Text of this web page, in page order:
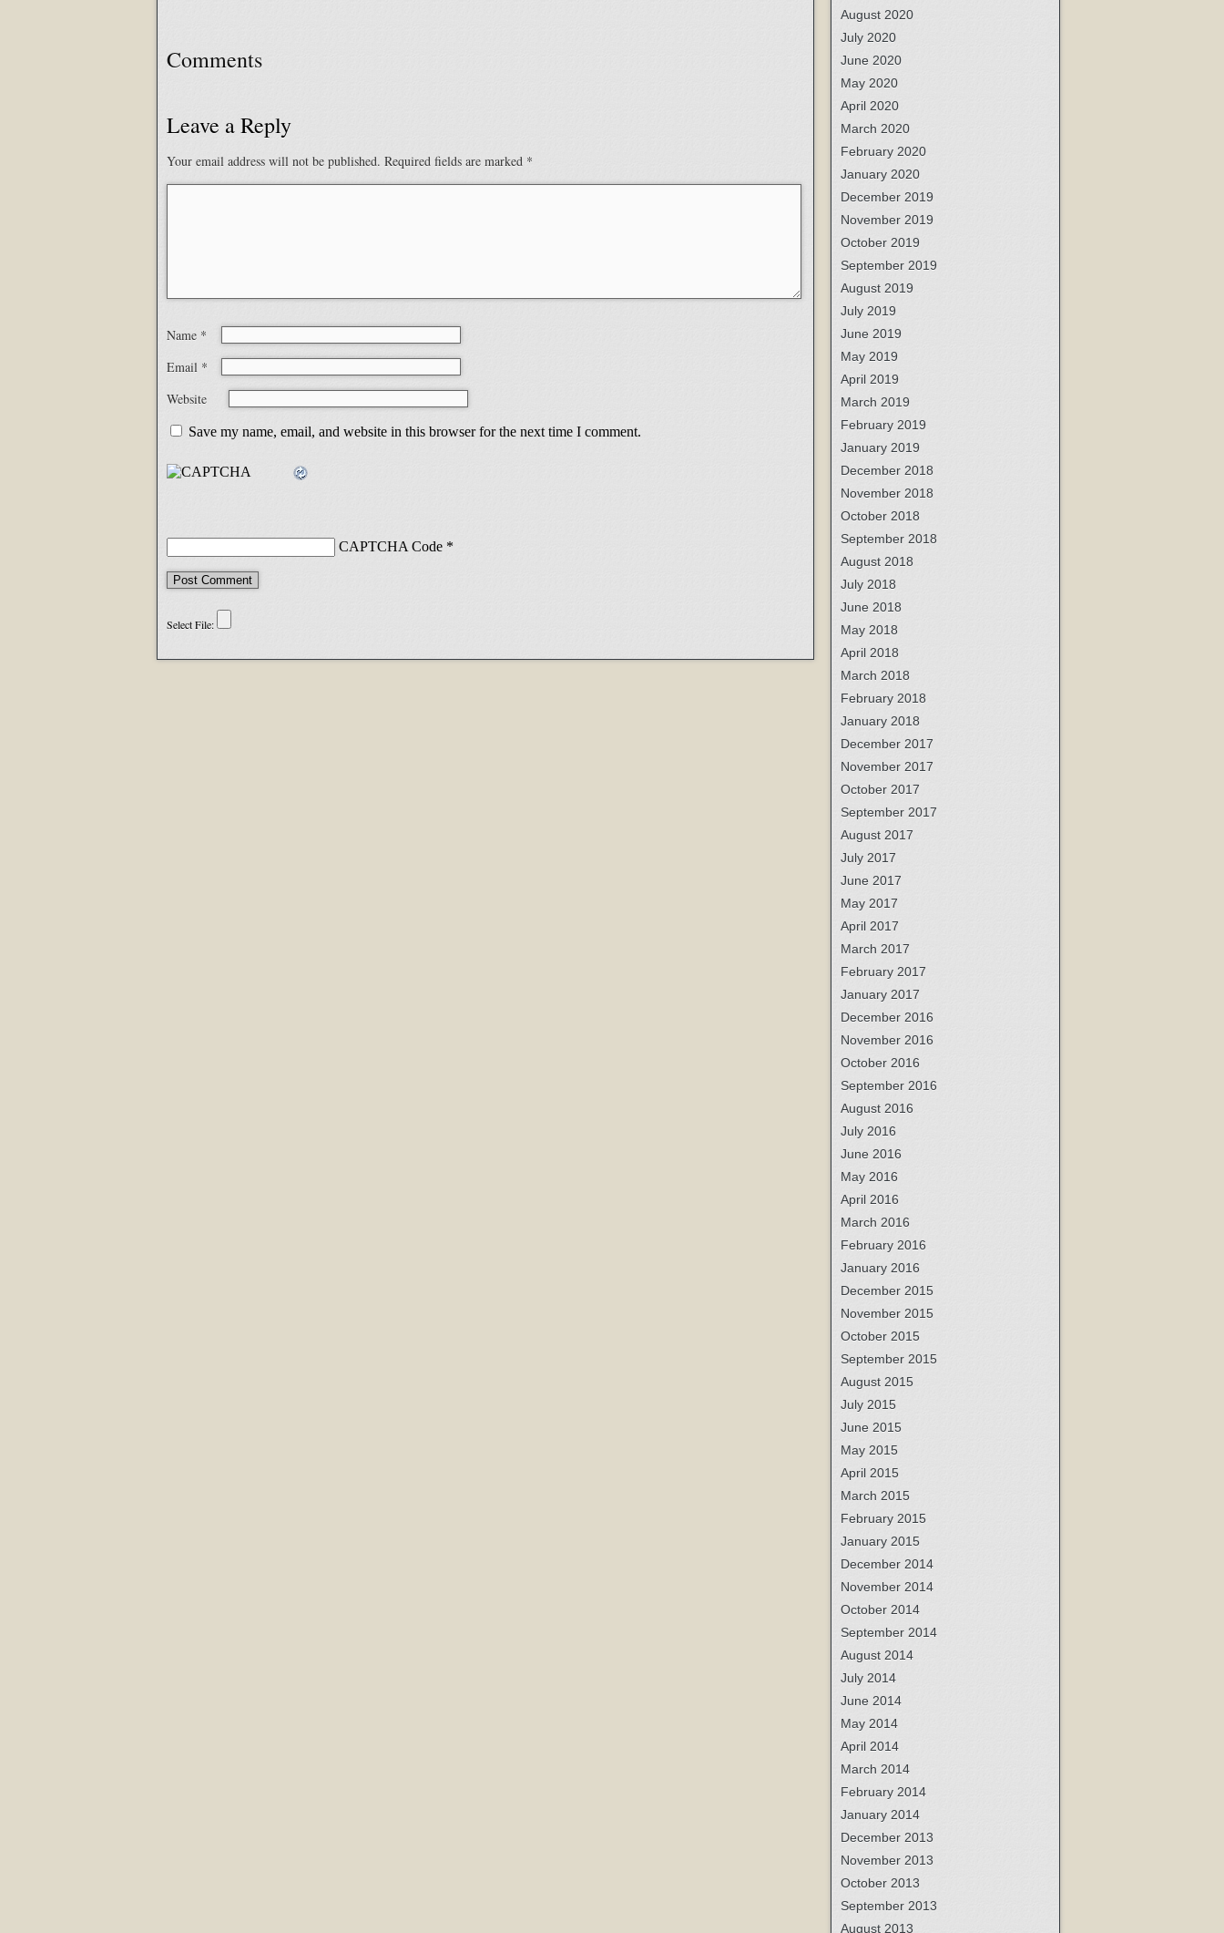
Comments
Leave a Reply
Your email address will not be published. Required fields are marked *
Name *
Email *
Website
Save my name, email, and website in this browser for the next time I comment.
CAPTCHA Code *
August 2020
July 2020
June 2020
May 2020
April 2020
March 2020
February 2020
January 2020
December 2019
November 2019
October 2019
September 2019
August 2019
July 2019
June 2019
May 2019
April 2019
March 2019
February 2019
January 2019
December 2018
November 2018
October 2018
September 2018
August 2018
July 2018
June 2018
May 2018
April 2018
March 2018
February 2018
January 2018
December 2017
November 2017
October 2017
September 2017
August 2017
July 2017
June 2017
May 2017
April 2017
March 2017
February 2017
January 2017
December 2016
November 2016
October 2016
September 2016
August 2016
July 2016
June 2016
May 2016
April 2016
March 2016
February 2016
January 2016
December 2015
November 2015
October 2015
September 2015
August 2015
July 2015
June 2015
May 2015
April 2015
March 2015
February 2015
January 2015
December 2014
November 2014
October 2014
September 2014
August 2014
July 2014
June 2014
May 2014
April 2014
March 2014
February 2014
January 2014
December 2013
November 2013
October 2013
September 2013
August 2013